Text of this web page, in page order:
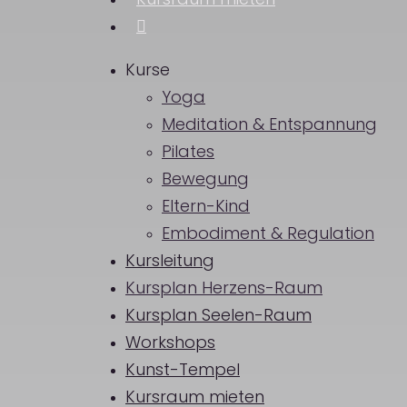
instagram
Kurse
Yoga
Meditation & Entspannung
Pilates
Bewegung
Eltern-Kind
Embodiment & Regulation
Kursleitung
Kursplan Herzens-Raum
Kursplan Seelen-Raum
Workshops
Kunst-Tempel
Kursraum mieten